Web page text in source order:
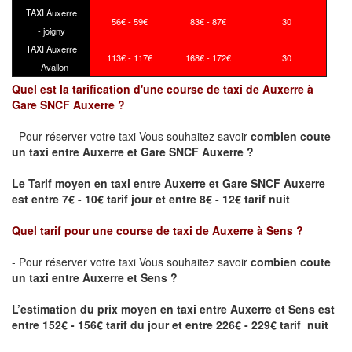
TAXI Auxerre
- joigny
56€ - 59€ 83€ - 87€ 30
TAXI Auxerre
- Avallon
113€ - 117€ 168€ - 172€ 30
Quel est la tarification d'une course de taxi de Auxerre à
Gare SNCF Auxerre ?
- Pour réserver votre taxi Vous souhaitez savoir combien coute
un taxi entre Auxerre et Gare SNCF Auxerre ?
Le Tarif moyen en taxi entre Auxerre et Gare SNCF Auxerre
est entre 7€ - 10€ tarif jour et entre 8€ - 12€ tarif nuit
Quel tarif pour une course de taxi de Auxerre à Sens ?
- Pour réserver votre taxi Vous souhaitez savoir combien coute
un taxi entre Auxerre et Sens ?
L’estimation du prix moyen en taxi entre Auxerre et Sens est
entre 152€ - 156€ tarif du jour et entre 226€ - 229€ tarif nuit